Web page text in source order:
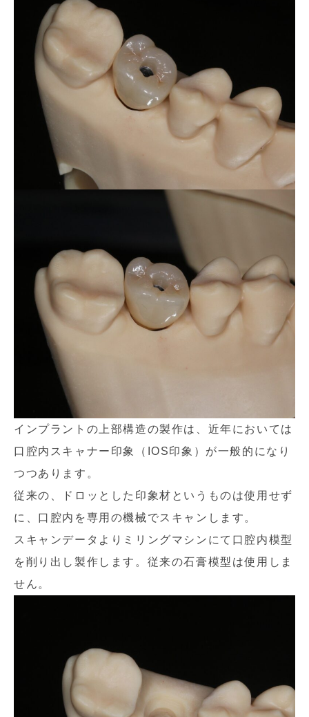
インプラントの上部構造の製作は、近年においては
口腔内スキャナー印象（IOS印象）が一般的になり
つつあります。
従来の、ドロッとした印象材というものは使用せず
に、口腔内を専用の機械でスキャンします。
スキャンデータよりミリングマシンにて口腔内模型
を削り出し製作します。従来の石膏模型は使用しま
せん。